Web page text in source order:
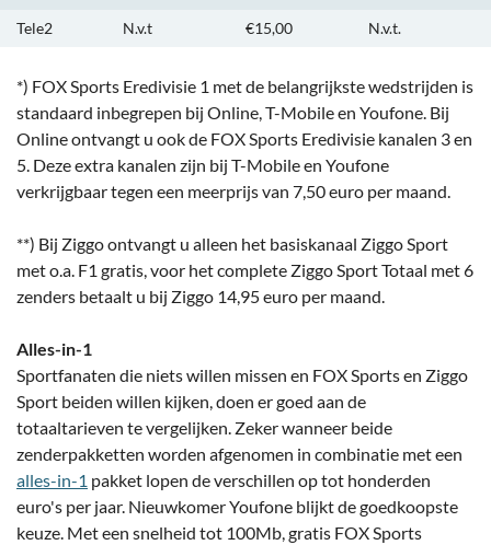
Tele2
N.v.t €15,00 N.v.t.
*) FOX Sports Eredivisie 1 met de belangrijkste wedstrijden is
standaard inbegrepen bij Online, T-Mobile en Youfone. Bij
Online ontvangt u ook de FOX Sports Eredivisie kanalen 3 en
5. Deze extra kanalen zijn bij T-Mobile en Youfone
verkrijgbaar tegen een meerprijs van 7,50 euro per maand.
**) Bij Ziggo ontvangt u alleen het basiskanaal Ziggo Sport
met o.a. F1 gratis, voor het complete Ziggo Sport Totaal met 6
zenders betaalt u bij Ziggo 14,95 euro per maand.
Alles-in-1
Sportfanaten die niets willen missen en FOX Sports en Ziggo
Sport beiden willen kijken, doen er goed aan de
totaaltarieven te vergelijken. Zeker wanneer beide
zenderpakketten worden afgenomen in combinatie met een
alles-in-1 pakket lopen de verschillen op tot honderden
euro's per jaar. Nieuwkomer Youfone blijkt de goedkoopste
keuze. Met een snelheid tot 100Mb, gratis FOX Sports